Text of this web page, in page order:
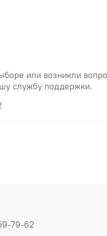
или возникли
службу поддержки.
79-62